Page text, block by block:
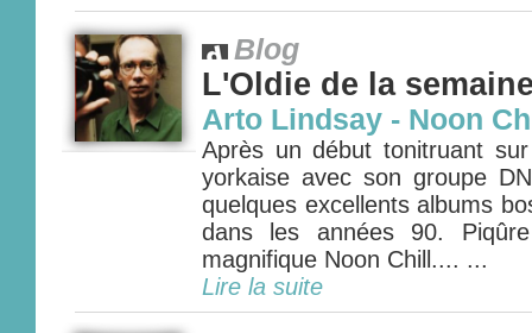
Blog
L'Oldie de la
Arto Lindsay - Noon
Après un début tonitruant
yorkaise avec son groupe
quelques excellents albums
dans les années 90.
magnifique Noon Chill.... ...
Lire la suite